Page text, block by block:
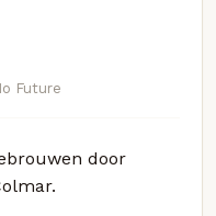
Future
door